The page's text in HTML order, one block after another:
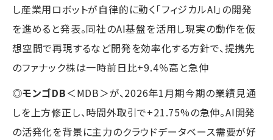
し産業用ロボットが自律的に動く「フィジカルAI」の開発
を進めると発表。同社のAI基盤を活用し現実の動作を仮
想空間で再現するなど開発を効率化する方針で、提携先
のファナック株は一時前日比+9.4％高と急伸
◎モンゴDB＜MDB＞が、2026年1月期今期の業績見通
しを上方修正し、時間外取引で+21.75%の急伸。AI開発
の活発化を背景に主力のクラウドデータベース需要が好